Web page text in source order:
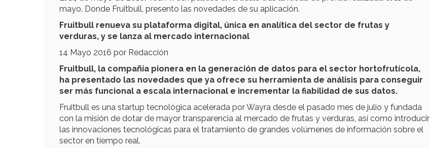
mayo. Donde Fruitbull, presento las novedades de su aplicación.
Fruitbull renueva su plataforma digital, única en analítica del sector de frutas y
verduras, y se lanza al mercado internacional
14 Mayo 2016 por Redacción
Fruitbull, la compañía pionera en la generación de datos para el sector hortofrutícola,
ha presentado las novedades que ya ofrece su herramienta de análisis para conseguir
ser más funcional a escala internacional e incrementar la fiabilidad de sus datos.
Fruitbull es una startup tecnológica acelerada por Wayra desde el pasado mes de julio y fundada
con la misión de dotar de mayor transparencia al mercado de frutas y verduras, así como introducir
las innovaciones tecnológicas para el tratamiento de grandes volúmenes de información sobre el
sector en tiempo real.